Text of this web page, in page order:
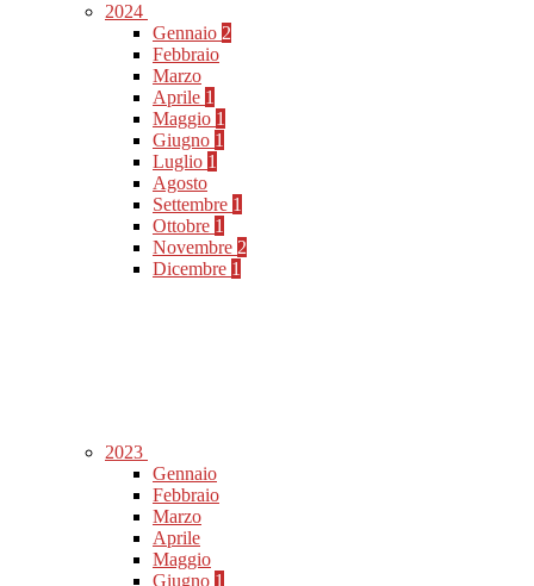
2024
Gennaio 2
Febbraio
Marzo
Aprile 1
Maggio 1
Giugno 1
Luglio 1
Agosto
Settembre 1
Ottobre 1
Novembre 2
Dicembre 1
2023
Gennaio
Febbraio
Marzo
Aprile
Maggio
Giugno 1